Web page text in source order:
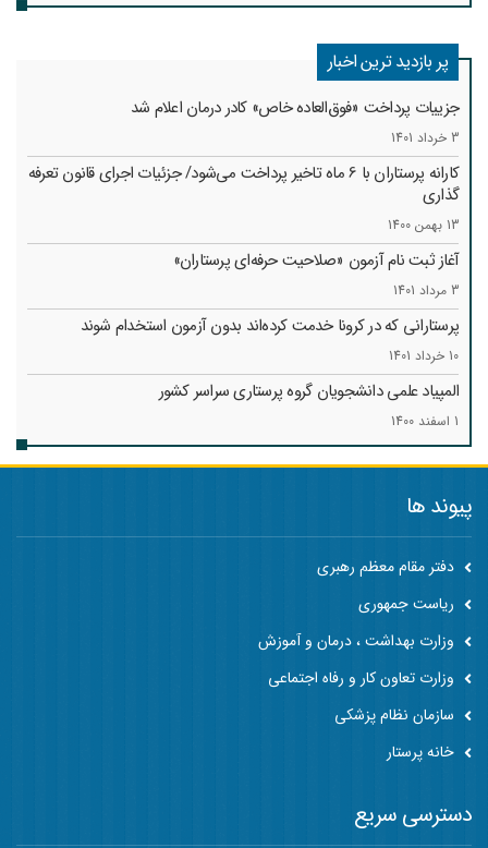
پر بازدید ترین اخبار
جزییات پرداخت «فوق‌العاده خاص» کادر درمان اعلام شد
3 خرداد 1401
کارانه‌ پرستاران با 6 ماه تاخیر پرداخت می‌شود/ جزئیات اجرای قانون تعرفه
گذاری
13 بهمن 1400
آغاز ثبت نام آزمون «صلاحیت حرفه‌ای پرستاران»
3 مرداد 1401
پرستارانی که در کرونا خدمت کرد‌ه‌اند بدون آزمون استخدام شوند
10 خرداد 1401
المپیاد علمی دانشجویان گروه پرستاری سراسر کشور
1 اسفند 1400
پیوند ها
دفتر مقام معظم رهبری
ریاست جمهوری
وزارت بهداشت ، درمان و آموزش
وزارت تعاون کار و رفاه اجتماعی
سازمان نظام پزشکی
خانه پرستار
دسترسی سریع